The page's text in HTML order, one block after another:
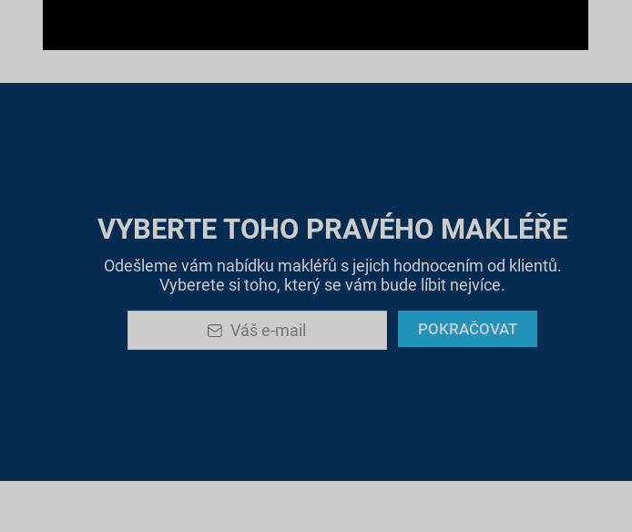
VYBERTE TOHO PRAVÉHO MAKLÉŘE
Odešleme vám nabídku makléřů s jejich hodnocením od klientů.
Vyberete si toho, který se vám bude líbit nejvíce.
Váš e-mail POKRAČOVAT